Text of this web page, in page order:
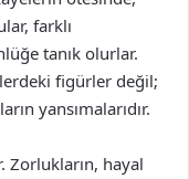
farklı
tanık olurlar.
figürler değil;
yansımalarıdır.
Zorlukların, hayal